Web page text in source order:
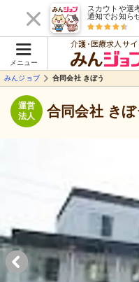
スカウトや選
通知でお知ら
メニュー
介護･医療求人サイ
みんジョブ
合同会社 きぼう
運営
法人
合同会社 きぼ